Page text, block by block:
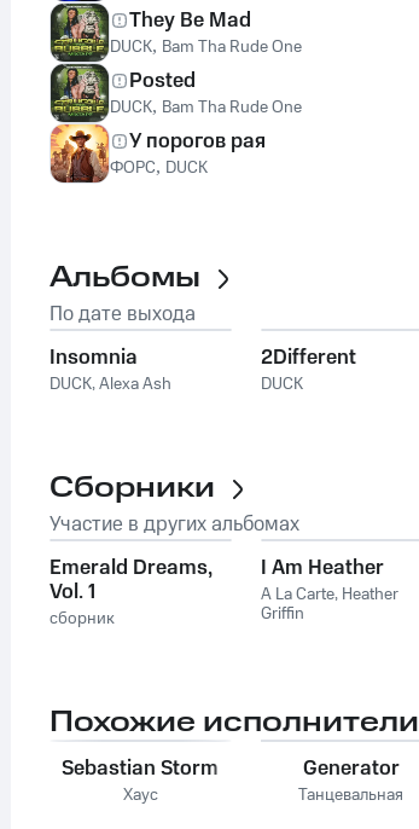
They Be Mad
DUCK, Bam Tha Rude One
Posted
DUCK, Bam Tha Rude One
У порогов рая
ФОРС, DUCK
Альбомы
По дате выхода
Insomnia
DUCK,Alexa Ash
2Different
DUCK
Сборники
Участие в других альбомах
Emerald Dreams,
Vol. 1
сборник
I Am Heather
A La Carte, Heather
Griffin
Похожие исполнители
Sebastian Storm
Хаус
Generator
Танцевальная